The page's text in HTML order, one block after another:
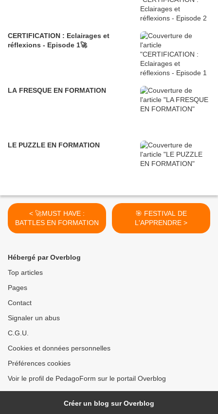
CERTIFICATION : Eclairages et
réflexions - Episode 1🚀
LA FRESQUE EN FORMATION
LE PUZZLE EN FORMATION
< 🚀MUST HAVE :
BATTLES EN FORMATION
🎯 FESTIVAL DE
L'APPRENDRE >
Hébergé par Overblog
Top articles
Pages
Contact
Signaler un abus
C.G.U.
Cookies et données personnelles
Préférences cookies
Voir le profil de PedagoForm sur le portail Overblog
Créer un blog sur Overblog